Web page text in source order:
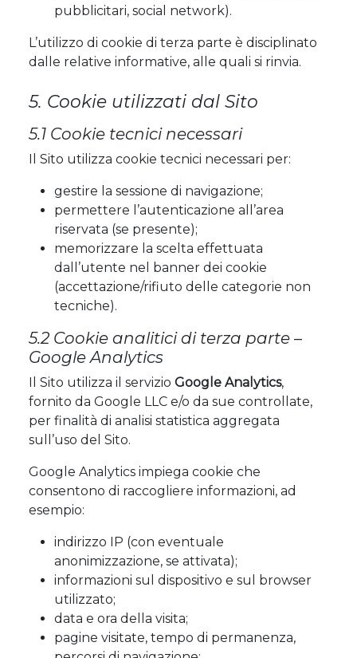
pubblicitari, social network).
L’utilizzo di cookie di terza parte è disciplinato
dalle relative informative, alle quali si rinvia.
5. Cookie utilizzati dal Sito
5.1 Cookie tecnici necessari
Il Sito utilizza cookie tecnici necessari per:
gestire la sessione di navigazione;
permettere l’autenticazione all’area
riservata (se presente);
memorizzare la scelta effettuata
dall’utente nel banner dei cookie
(accettazione/rifiuto delle categorie non
tecniche).
5.2 Cookie analitici di terza parte –
Google Analytics
Il Sito utilizza il servizio Google Analytics,
fornito da Google LLC e/o da sue controllate,
per finalità di analisi statistica aggregata
sull’uso del Sito.
Google Analytics impiega cookie che
consentono di raccogliere informazioni, ad
esempio:
indirizzo IP (con eventuale
anonimizzazione, se attivata);
informazioni sul dispositivo e sul browser
utilizzato;
data e ora della visita;
pagine visitate, tempo di permanenza,